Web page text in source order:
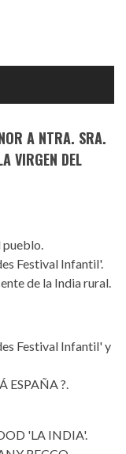
A NTRA. SRA.
VIRGEN DEL
Festival Infantil'.
de la India rural.
Festival Infantil' y
ESPAÑA ?.
'LA INDIA'.